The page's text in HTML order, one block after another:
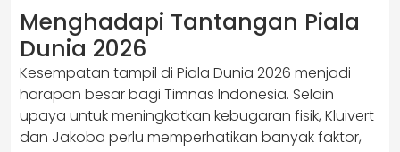
Menghadapi Tantangan Piala
Dunia 2026
Kesempatan tampil di Piala Dunia 2026 menjadi
harapan besar bagi Timnas Indonesia. Selain
upaya untuk meningkatkan kebugaran fisik, Kluivert
dan Jakoba perlu memperhatikan banyak faktor,